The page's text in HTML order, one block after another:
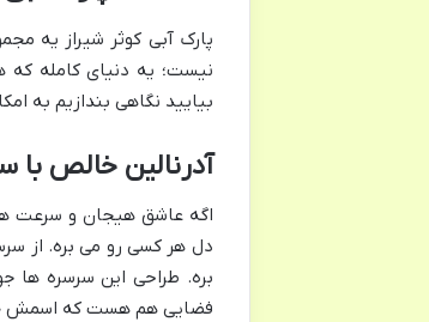
پارک آبی کوثر شیراز یه
نیست؛ یه دنیای کامله که
بیایید نگاهی بندازیم به
آدرنالین خالص با
اگه عاشق هیجان و سرعت
بره. طراحی این سرسره ها
فضایی هم هست که اسمش